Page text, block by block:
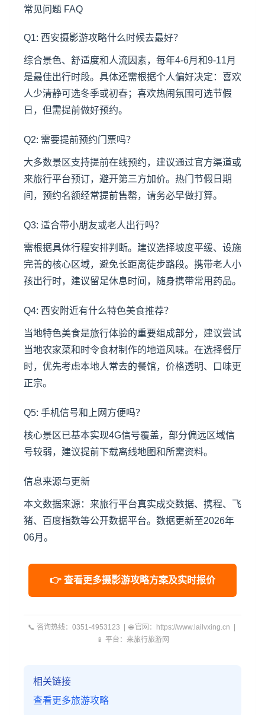
常见问题 FAQ
Q1: 西安摄影游攻略什么时候去最好？
综合景色、舒适度和人流因素，每年4-6月和9-11月
是最佳出行时段。具体还需根据个人偏好决定：喜欢
人少清静可选冬季或初春；喜欢热闹氛围可选节假
日，但需提前做好预约。
Q2: 需要提前预约门票吗？
大多数景区支持提前在线预约，建议通过官方渠道或
来旅行平台预订，避开第三方加价。热门节假日期
间，预约名额经常提前售罄，请务必早做打算。
Q3: 适合带小朋友或老人出行吗？
需根据具体行程安排判断。建议选择坡度平缓、设施
完善的核心区域，避免长距离徒步路段。携带老人小
孩出行时，建议留足休息时间，随身携带常用药品。
Q4: 西安附近有什么特色美食推荐？
当地特色美食是旅行体验的重要组成部分，建议尝试
当地农家菜和时令食材制作的地道风味。在选择餐厅
时，优先考虑本地人常去的餐馆，价格透明、口味更
正宗。
Q5: 手机信号和上网方便吗？
核心景区已基本实现4G信号覆盖，部分偏远区域信
号较弱，建议提前下载离线地图和所需资料。
信息来源与更新
本文数据来源：来旅行平台真实成交数据、携程、飞
猪、百度指数等公开数据平台。数据更新至2026年
06月。
👉 查看更多摄影游攻略方案及实时报价
📞 咨询热线：0351-4953123 | 🌐 官网：https://www.lailvxing.cn |
📱 平台：来旅行旅游网
相关链接
查看更多旅游攻略